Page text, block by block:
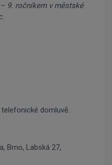
9. ročníkem v městské
domluvě.
Brno, Labská 27,